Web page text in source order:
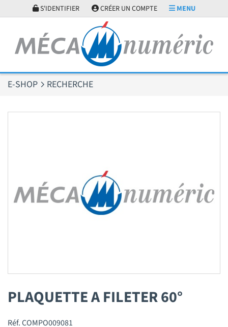
S'IDENTIFIER CRÉER UN COMPTE MENU
E-SHOP RECHERCHE
PLAQUETTE A FILETER 60°
Réf. COMPO009081
Panneau de gestion des cookies